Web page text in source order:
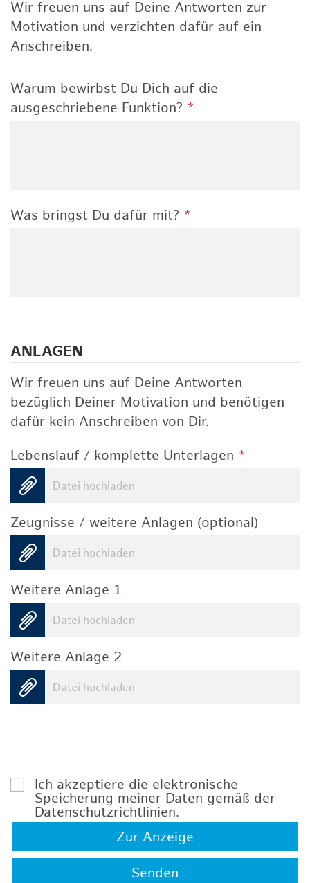
Wir freuen uns auf Deine Antworten zur
Motivation und verzichten dafür auf ein
Anschreiben.
Warum bewirbst Du Dich auf die
ausgeschriebene Funktion? *
Was bringst Du dafür mit? *
ANLAGEN
Wir freuen uns auf Deine Antworten
bezüglich Deiner Motivation und benötigen
dafür kein Anschreiben von Dir.
Lebenslauf / komplette Unterlagen *
Datei hochladen
Zeugnisse / weitere Anlagen (optional)
Datei hochladen
Weitere Anlage 1
Datei hochladen
Weitere Anlage 2
Datei hochladen
Ich akzeptiere die elektronische
Speicherung meiner Daten gemäß der
Datenschutzrichtlinien.
Zur Anzeige
Senden